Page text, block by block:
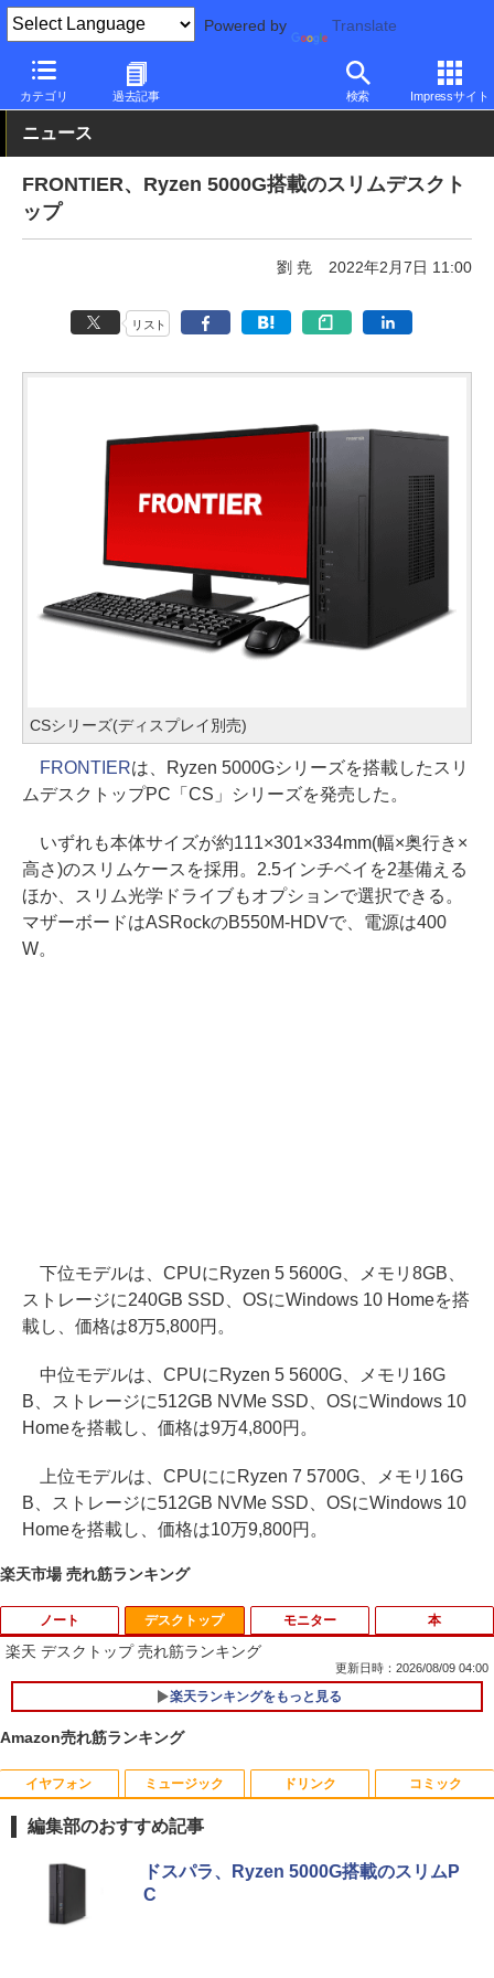
Powered by Translate
カテゴリ 過去記事 検索 Impressサイト
PC Watch パソコン/タブレット/スマートフォン デスクトップパ
ニュース
FRONTIER、Ryzen 5000G搭載のスリムデスクト
ップ
劉 尭 2022年2月7日 11:00
リスト
CSシリーズ(ディスプレイ別売)
FRONTIERは、Ryzen 5000Gシリーズを搭載したスリ
ムデスクトップPC「CS」シリーズを発売した。
いずれも本体サイズが約111×301×334mm(幅×奥行き×
高さ)のスリムケースを採用。2.5インチベイを2基備える
ほか、スリム光学ドライブもオプションで選択できる。
マザーボードはASRockのB550M-HDVで、電源は400
W。
下位モデルは、CPUにRyzen 5 5600G、メモリ8GB、
ストレージに240GB SSD、OSにWindows 10 Homeを搭
載し、価格は8万5,800円。
中位モデルは、CPUにRyzen 5 5600G、メモリ16G
B、ストレージに512GB NVMe SSD、OSにWindows 10
Homeを搭載し、価格は9万4,800円。
上位モデルは、CPUににRyzen 7 5700G、メモリ16G
B、ストレージに512GB NVMe SSD、OSにWindows 10
Homeを搭載し、価格は10万9,800円。
楽天市場 売れ筋ランキング
ノート デスクトップ
楽天 デスクトップ 売れ筋ランキング
更新日時：2026/08/09 04:00
楽天ランキングをもっと見る
モニター 本
1 音羽美奈写真集（仮） [ 音羽美奈 ]
￥4,180
Amazon売れ筋ランキング
イヤフォン
Anker Soundcore P40i オフホワイト
ミュージック
BRUCE WAYNE feat. Flo Milli, ATL Jacob
[Explicit]
ドリンク
by Amazon 天然水 ラベルレス 500ml ×24本
富士山の天然水 バナジウム含有 水 ミネラル
コミック
薬屋のひとりごと 17巻 (デジタル版ビッグガ
ンガンコミックス)
編集部のおすすめ記事
ドスパラ、Ryzen 5000G搭載のスリムP
C